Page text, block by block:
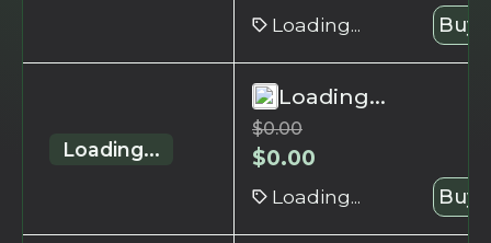
Loading... Buy
Loading...
Loading...
$0.00
$0.00
Loading... Buy